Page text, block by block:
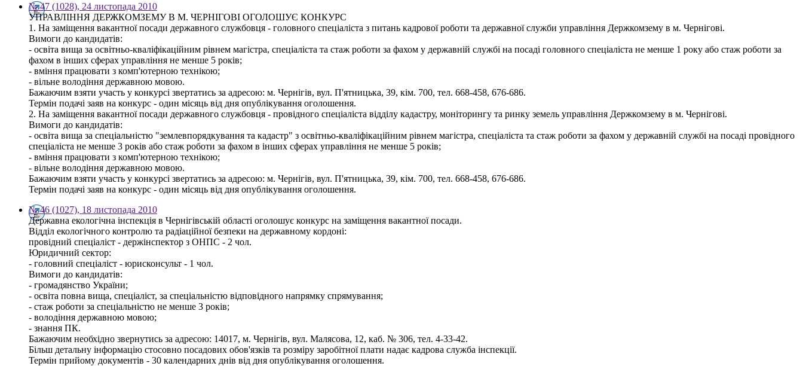
№ 47 (1028), 24 листопада 2010
УПРАВЛІННЯ ДЕРЖКОМЗЕМУ В М. ЧЕРНІГОВІ ОГОЛОШУЄ КОНКУРС
1. На заміщення вакантної посади державного службовця - головного спеціаліста з питань кадрової роботи та державної служби управління Держкомзему в м. Чернігові.
Вимоги до кандидатів:
- освіта вища за освітньо-кваліфікаційним рівнем магістра, спеціаліста та стаж роботи за фахом у державній службі на посаді головного спеціаліста не менше 1 року або стаж роботи за
фахом в інших сферах управління не менше 5 років;
- вміння працювати з комп'ютерною технікою;
- вільне володіння державною мовою.
Бажаючим взяти участь у конкурсі звертатись за адресою: м. Чернігів, вул. П'ятницька, 39, кім. 700, тел. 668-458, 676-686.
Термін подачі заяв на конкурс - один місяць від дня опублікування оголошення.
2. На заміщення вакантної посади державного службовця - провідного спеціаліста відділу кадастру, моніторингу та ринку земель управління Держкомзему в м. Чернігові.
Вимоги до кандидатів:
- освіта вища за спеціальністю "землевпорядкування та кадастр" з освітньо-кваліфікаційним рівнем магістра, спеціаліста та стаж роботи за фахом у державній службі на посаді провідного
спеціаліста не менше 3 років або стаж роботи за фахом в інших сферах управління не менше 5 років;
- вміння працювати з комп'ютерною технікою;
- вільне володіння державною мовою.
Бажаючим взяти участь у конкурсі звертатись за адресою: м. Чернігів, вул. П'ятницька, 39, кім. 700, тел. 668-458, 676-686.
Термін подачі заяв на конкурс - один місяць від дня опублікування оголошення.
№ 46 (1027), 18 листопада 2010
Державна екологічна інспекція в Чернігівській області оголошує конкурс на заміщення вакантної посади.
Відділ екологічного контролю та радіаційної безпеки на державному кордоні:
провідний спеціаліст - держінспектор з ОНПС - 2 чол.
Юридичний сектор:
- головний спеціаліст - юрисконсульт - 1 чол.
Вимоги до кандидатів:
- громадянство України;
- освіта повна вища, спеціаліст, за спеціальністю відповідного напрямку спрямування;
- стаж роботи за спеціальністю не менше 3 років;
- володіння державною мовою;
- знання ПК.
Бажаючим необхідно звернутись за адресою: 14017, м. Чернігів, вул. Малясова, 12, каб. № 306, тел. 4-33-42.
Більш детальну інформацію стосовно посадових обов'язків та розміру заробітної плати надає кадрова служба інспекції.
Термін прийому документів - 30 календарних днів від дня опублікування оголошення.